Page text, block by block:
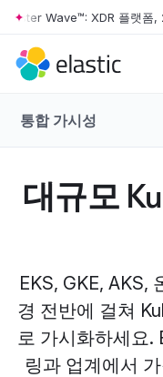
Skip to main content
Wave™: XDR 플랫폼, 2026
통합 가시성
대규모
EKS, GKE, AKS,
경 전반에 걸쳐
로 가시화하세요.
링과 업계에서